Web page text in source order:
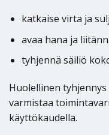
katkaise virta ja
avaa hana ja
tyhjennä säiliö
Huolellinen
varmistaa
käyttökaudella.